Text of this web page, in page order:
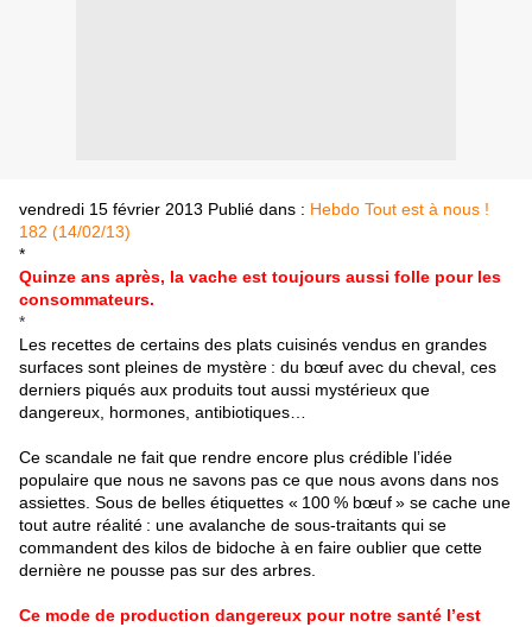
vendredi 15 février 2013 Publié dans : Hebdo Tout est à nous !
182 (14/02/13)
*
Quinze ans après, la vache est toujours aussi folle pour les
consommateurs.
*
Les recettes de certains des plats cuisinés vendus en grandes
surfaces sont pleines de mystère : du bœuf avec du cheval, ces
derniers piqués aux produits tout aussi mystérieux que
dangereux, hormones, antibiotiques…
Ce scandale ne fait que rendre encore plus crédible l’idée
populaire que nous ne savons pas ce que nous avons dans nos
assiettes. Sous de belles étiquettes « 100 % bœuf » se cache une
tout autre réalité : une avalanche de sous-traitants qui se
commandent des kilos de bidoche à en faire oublier que cette
dernière ne pousse pas sur des arbres.
Ce mode de production dangereux pour notre santé l’est